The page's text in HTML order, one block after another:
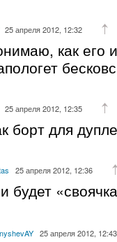
25 апреля 2012, 12:32
как его
25 апреля 2012, 12:35
борт для
25 апреля 2012, 12:36
будет
25 апреля 2012, 12:43